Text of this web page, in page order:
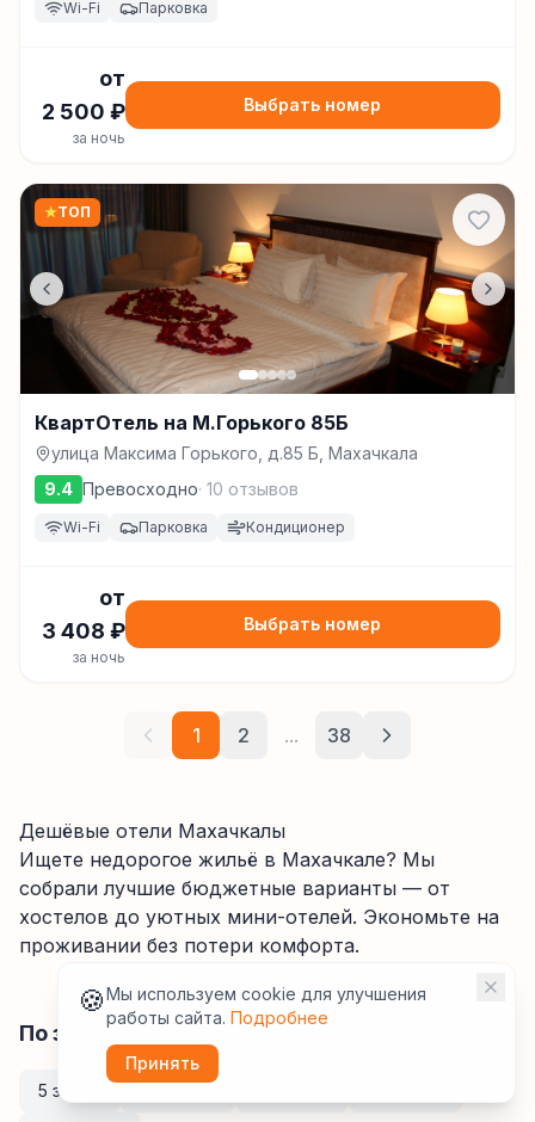
Wi-Fi Парковка
от
2 500 ₽
за ночь
Выбрать номер
★ТОП
КвартОтель на М.Горького 85Б
улица Максима Горького, д.85 Б, Махачкала
9.4 Превосходно· 10 отзывов
Wi-Fi Парковка Кондиционер
от
3 408 ₽
за ночь
Выбрать номер
1 2 ... 38
Дешёвые отели Махачкалы
Ищете недорогое жильё в Махачкале? Мы
собрали лучшие бюджетные варианты — от
хостелов до уютных мини-отелей. Экономьте на
проживании без потери комфорта.
По звёздности
5 звёзд
🍪Мы используем cookie для улучшения
работы сайта. Подробнее
Принять